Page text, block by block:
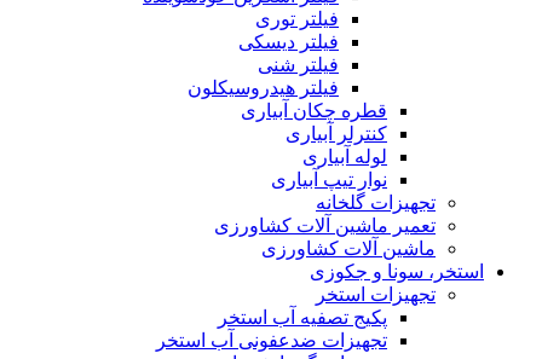
شیر برقی آبیاری
فیلتر آبیاری
تانک کود
فیلتر اسکرین خودشوینده
فیلتر توری
فیلتر دیسکی
فیلتر شنی
فیلتر هیدروسیکلون
قطره چکان آبیاری
کنترلر آبیاری
لوله آبیاری
نوار تیپ آبیاری
تجهیزات گلخانه
تعمیر ماشین آلات کشاورزی
ماشین آلات کشاورزی